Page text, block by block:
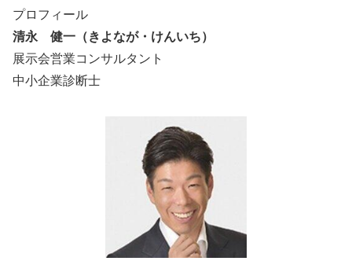
プロフィール
清永 健一（きよなが・けんいち）
展示会営業コンサルタント
中小企業診断士